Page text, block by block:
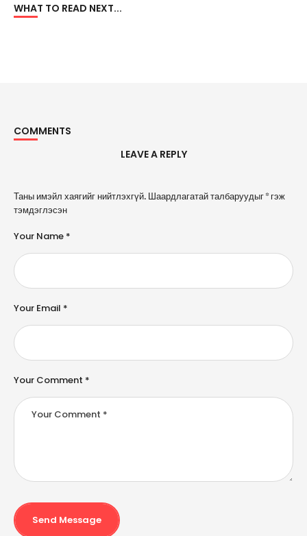
WHAT TO READ NEXT...
COMMENTS
LEAVE A REPLY
Таны имэйл хаягийг нийтлэхгүй. Шаардлагатай талбаруудыг*гэж
тэмдэглэсэн
Your Comment *
Your Name *
Your Email *
Send Message
A
l
e
n
a
ti
e